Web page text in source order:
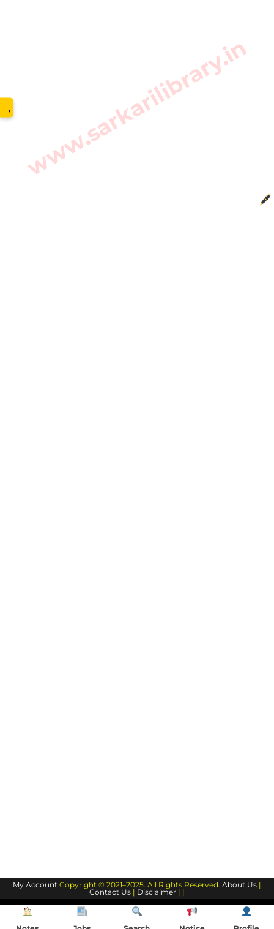
My Account Copyright © 2021–2025. All Rights Reserved. About Us |
Contact Us | Disclaimer | |
www.sarkarilibrary.in
→